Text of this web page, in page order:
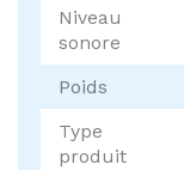
Niveau
sonore
Poids
Type
produit